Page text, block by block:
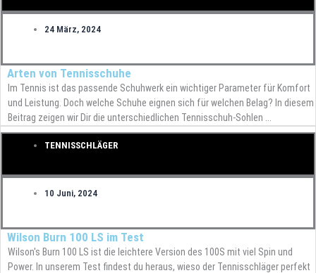
24 März, 2024
Arten von Tennisschuhe
Im Tennis ist das passende Schuhwerk ein wichtiger Parameter für Komfort
und Leistung. Doch welche Schuhe eignen sich für welchen Belag? In diesem
Beitrag zeigen wir Dir die unterschiedlichen Tennisschuh-Sohlen ...
TENNISSCHLÄGER
10 Juni, 2024
Wilson Burn 100 LS im Test
Wilson's Burn 100 LS ist die leichtere Version des 100S mit viel Spin und
Power. In unserem Test findest du heraus, wieso der Tennisschläger perfekt